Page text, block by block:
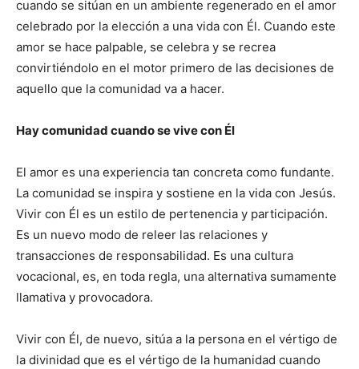
cuando se sitúan en un ambiente regenerado en el amor
celebrado por la elección a una vida con Él. Cuando este
amor se hace palpable, se celebra y se recrea
convirtiéndolo en el motor primero de las decisiones de
aquello que la comunidad va a hacer.
Hay comunidad cuando se vive con Él
El amor es una experiencia tan concreta como fundante.
La comunidad se inspira y sostiene en la vida con Jesús.
Vivir con Él es un estilo de pertenencia y participación.
Es un nuevo modo de releer las relaciones y
transacciones de responsabilidad. Es una cultura
vocacional, es, en toda regla, una alternativa sumamente
llamativa y provocadora.
Vivir con Él, de nuevo, sitúa a la persona en el vértigo de
la divinidad que es el vértigo de la humanidad cuando